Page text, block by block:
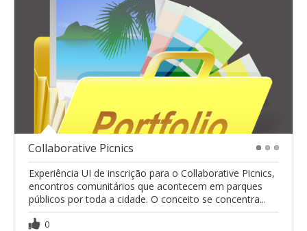
Collaborative Picnics
Experiência UI de inscrição para o Collaborative Picnics,
encontros comunitários que acontecem em parques
públicos por toda a cidade. O conceito se concentra...
0